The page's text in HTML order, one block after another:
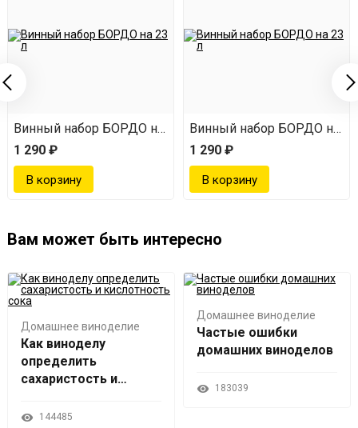
Винный набор БОРДО на 23 л
1 290 ₽
Винный набор БОРДО на
1 290 ₽
Вам может быть интересно
Домашнее виноделие
Как виноделу
определить
сахаристость и
144485
Домашнее виноделие
Частые ошибки
домашних виноделов
183039